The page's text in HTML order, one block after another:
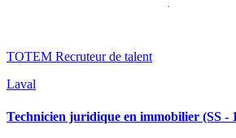
TOTEM Recruteur de talent
Laval
Technicien juridique en immobilier (SS -